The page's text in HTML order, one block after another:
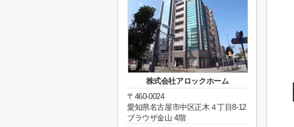
株式会社アロックホーム
〒460-0024
愛知県名古屋市中区正木４丁目8-12
ブラウザ金山 4階